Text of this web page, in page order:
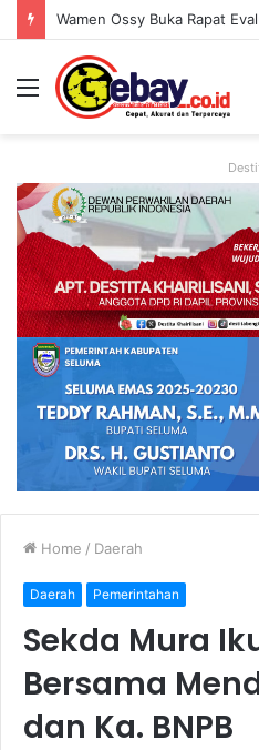
Home / Daerah
Daerah Pemerintahan
Sekda Mura
Bersama
dan Ka. BNPB